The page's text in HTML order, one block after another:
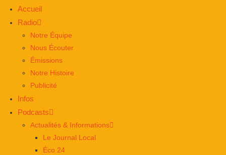
Accueil
Radio
Notre Équipe
Nous Écouter
Émissions
Notre Histoire
Publicité
Infos
Podcasts
Actualités & Informations
Le Journal Local
Éco 24